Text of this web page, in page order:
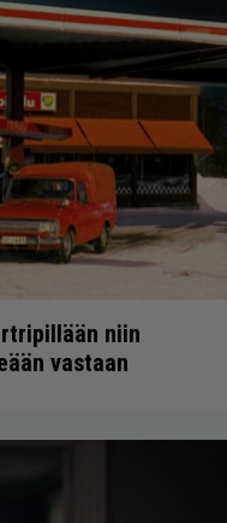
niin
vastaan